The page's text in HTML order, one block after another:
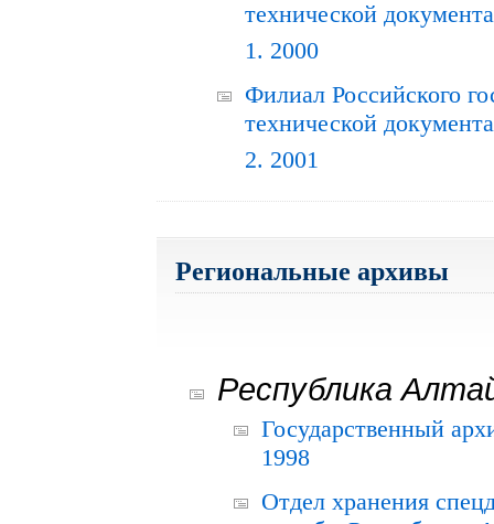
технической
1. 2000
Филиал Российского
технической
2. 2001
Региональные архивы
Республика
Государственный
1998
Отдел хранения